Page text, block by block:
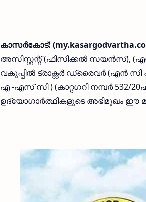
കാസര്‍കോട്:
അസിസ്റ്റന്റ് (ഫിസിക്കല്‍ സയന്‍സ്), (എന്‍
വകുപ്പില്‍ ട്രാക്റ്റര്‍ ഡ്രൈവര്‍ (എന്‍ സി
എ -എസ് സി ) (കാറ്റഗറി നമ്പര്‍ 532/
ഉദ്യോഗാര്‍ത്ഥികളുടെ അഭിമുഖം ഈ